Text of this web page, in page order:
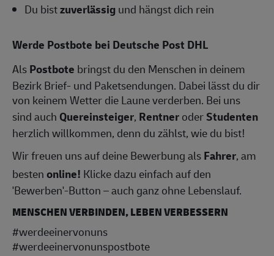
Du bistzuverlässigund hängst dich rein
Werde Postbote bei Deutsche Post DHL
AlsPostbote bringst du den Menschen in deinem
Bezirk Brief- und Paketsendungen. Dabei lässt du dir
von keinem Wetter die Laune verderben. Bei uns
sind auch Quereinsteiger, RentneroderStudenten
herzlich willkommen, denn du zählst, wie du bist!
Wir freuen uns auf deine Bewerbung alsFahrer, am
bestenonline! Klicke dazu einfach auf den
'Bewerben'-Button – auch ganz ohne Lebenslauf.
MENSCHEN VERBINDEN, LEBEN VERBESSERN
#werdeeinervonuns
#werdeeinervonunspostbote